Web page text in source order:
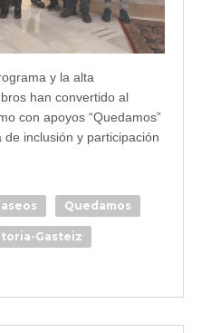
y la alta
han convertido al
con apoyos “Quedamos”
inclusión y participación
Quedamos
Gasteiz